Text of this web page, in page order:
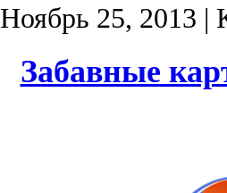
Ноябрь 25, 2013 |
Забавные